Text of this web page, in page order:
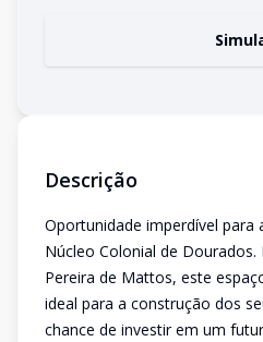
Descrição
Oportunidade imperdível para
Núcleo Colonial de
Pereira de Mattos, este
ideal para a construção dos
chance de investir em um